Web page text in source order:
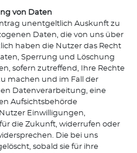
von Daten
unentgeltlich Auskunft zu
Daten, die von uns über
haben die Nutzer das Recht
Sperrung und Löschung
sofern zutreffend, Ihre Rechte
machen und im Fall der
Datenverarbeitung, eine
Aufsichtsbehörde
Einwilligungen,
die Zukunft, widerrufen oder
Die bei uns
sobald sie für ihre